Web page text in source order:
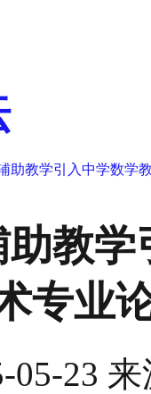
助教学引入中学数学
教
专业
05-23 来